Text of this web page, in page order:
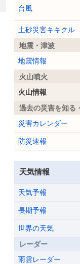
台風
土砂災害キキクル
地震・津波
地震情報
火山噴火
火山情報
過去の災害を知る
災害カレンダー
防災速報
天気情報
天気予報
長期予報
世界の天気
レーダー
雨雲レーダー